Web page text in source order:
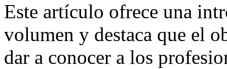
Este artículo ofrece una
volumen y destaca que el
dar a conocer a los